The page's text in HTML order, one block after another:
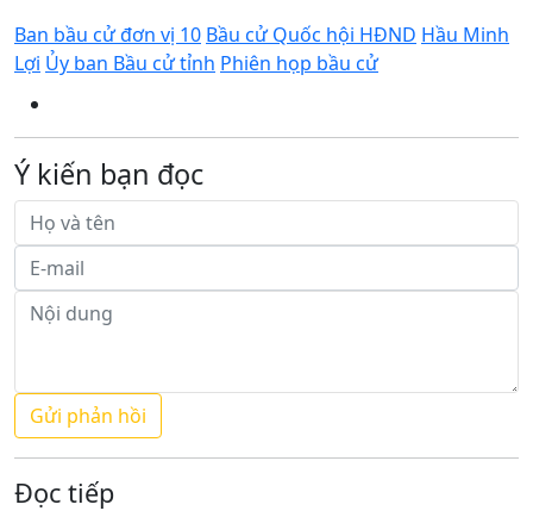
Ban bầu cử đơn vị 10 Bầu cử Quốc hội HĐND Hầu Minh
Lợi Ủy ban Bầu cử tỉnh Phiên họp bầu cử
Ý kiến bạn đọc
Đọc tiếp